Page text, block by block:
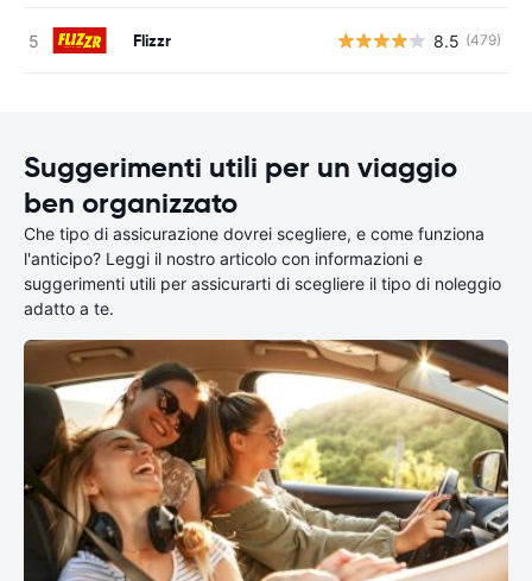
Flizzr 8.5 (479)
Suggerimenti utili per un viaggio
ben organizzato
Che tipo di assicurazione dovrei scegliere, e come funziona
l'anticipo? Leggi il nostro articolo con informazioni e
suggerimenti utili per assicurarti di scegliere il tipo di noleggio
adatto a te.